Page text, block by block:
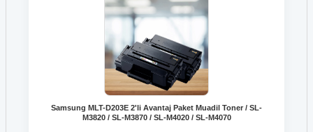
Samsung MLT-D203E 2'li Avantaj Paket Muadil Toner / SL-
M3820 / SL-M3870 / SL-M4020 / SL-M4070